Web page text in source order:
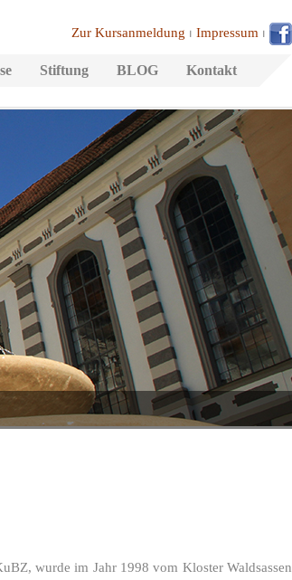
Zur Kursanmeldung ⏐ Impressum ⏐
Stiftung BLOG Kontakt
wurde im Jahr 1998 vom Kloster Waldsassen